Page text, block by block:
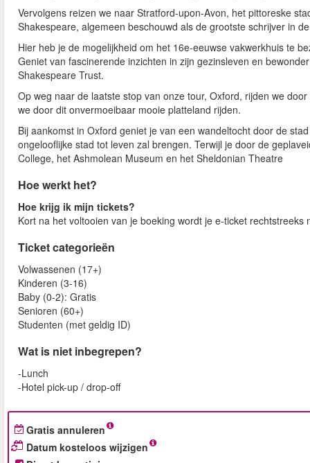
Vervolgens reizen we naar Stratford-upon-Avon, het pittoreske
Shakespeare, algemeen beschouwd als de grootste schrijver in
Hier heb je de mogelijkheid om het 16e-eeuwse vakwerkhuis te
Geniet van fascinerende inzichten in zijn gezinsleven en
Shakespeare Trust.
Op weg naar de laatste stop van onze tour, Oxford, rijden we
we door dit onvermoeibaar mooie platteland rijden.
Bij aankomst in Oxford geniet je van een wandeltocht door de
ongelooflijke stad tot leven zal brengen. Terwijl je door de
College, het Ashmolean Museum en het Sheldonian Theatre
Hoe werkt het?
Hoe krijg ik mijn tickets?
Kort na het voltooien van je boeking wordt je e-ticket
Ticket categorieën
Volwassenen (17+)
Kinderen (3-16)
Baby (0-2): Gratis
Senioren (60+)
Studenten (met geldig ID)
Wat is niet inbegrepen?
-Lunch
-Hotel pick-up / drop-off
Gratis annuleren
Datum kosteloos wijzigen